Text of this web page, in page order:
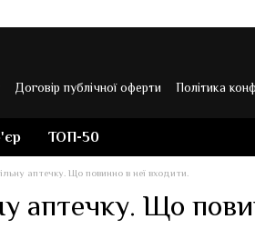
Договір публічної оферти
Політика
ТОП-50
аптечку. Що повинно в неї входити.
аптечку. Що